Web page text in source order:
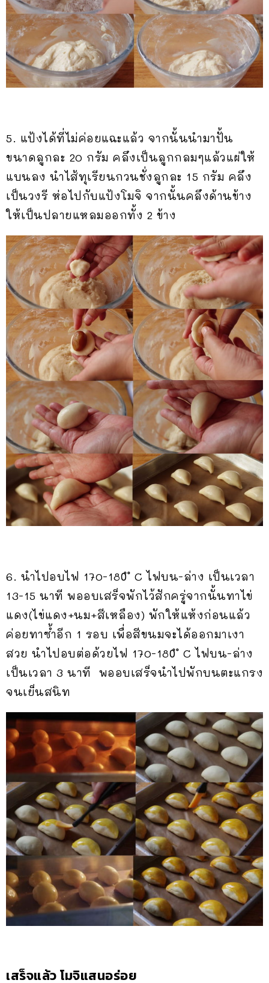
5. แป้งได้ที่ไม่ค่อยแฉะแล้ว จากนั้นนำมาปั้น
ขนาดลูกละ 20 กรัม คลึงเป็นลูกกลมๆแล้วแผ่ให้
แบนลง นำไส้ทุเรียนกวนชั่งลูกละ 15 กรัม คลึง
เป็นวงรี ห่อไปกับแป้งโมจิ จากนั้นคลึงด้านข้าง
ให้เป็นปลายแหลมออกทั้ง 2 ข้าง
6. นำไปอบไฟ 170-180ํ ํ C ไฟบน-ล่าง เป็นเวลา
13-15 นาที พออบเสร็จพักไว้สักครู่จากนั้นทาไข่
แดง(ไข่แดง+นม+สีเหลือง) พักให้แห้งก่อนแล้ว
ค่อยทาซ้ำอีก 1 รอบ เพื่อสีขนมจะได้ออกมาเงา
สวย นำไปอบต่อด้วยไฟ 170-180ํ ํ C ไฟบน-ล่าง
เป็นเวลา 3 นาที พออบเสร็จนำไปพักบนตะแกรง
จนเย็นสนิท
เสร็จแล้ว โมจิแสนอร่อย